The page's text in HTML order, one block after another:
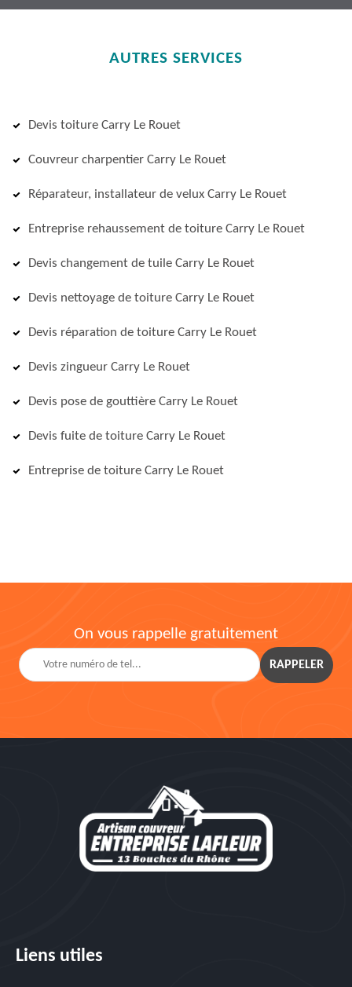
AUTRES SERVICES
Devis toiture Carry Le Rouet
Couvreur charpentier Carry Le Rouet
Réparateur, installateur de velux Carry Le Rouet
Entreprise rehaussement de toiture Carry Le Rouet
Devis changement de tuile Carry Le Rouet
Devis nettoyage de toiture Carry Le Rouet
Devis réparation de toiture Carry Le Rouet
Devis zingueur Carry Le Rouet
Devis pose de gouttière Carry Le Rouet
Devis fuite de toiture Carry Le Rouet
Entreprise de toiture Carry Le Rouet
On vous rappelle gratuitement
Liens utiles